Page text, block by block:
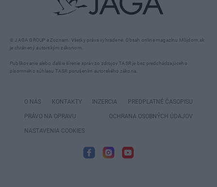
© JAGA GROUP a Zoznam. Všetky práva vyhradené. Obsah online magazínu Môjdom.sk
je chránený autorským zákonom.
Publikovanie alebo ďalšie šírenie správ zo zdrojov TASR je bez predchádzajúceho
písomného súhlasu TASR porušením autorského zákona.
O NÁS KONTAKTY INZERCIA PREDPLATNÉ ČASOPISU
PRÁVO NA OPRAVU OCHRANA OSOBNÝCH ÚDAJOV
NASTAVENIA COOKIES